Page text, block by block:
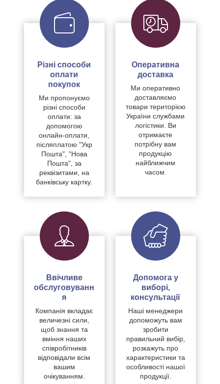
Різні способи
оплати
покупок
Ми пропонуємо
різні способи
оплати: за
допомогою
онлайн-оплати,
післяплатою "Укр
Пошта", "Нова
Пошта", за
реквізитами, на
банківську картку.
Оперативна
доставка
Ми оперативно
доставляємо
товари територією
України службами
логістики. Ви
отримаєте
потрібну вам
продукцію
найближчим
часом.
Ввічливе
обслуговуванн
я
Компанія вкладає
величезні сили,
щоб знання та
вміння наших
співробітників
відповідали всім
вашим
очікуванням.
Допомога у
виборі,
консультації
Наші менеджери
допоможуть вам
зробити
правильний вибір,
розкажуть про
характеристики та
особливості нашої
продукції.